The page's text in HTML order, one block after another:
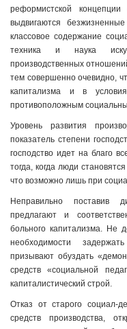
реформистской
выдвигаются
классовое содержание
техника и наука
производственных
тем совершенно очевидно,
капитализма и в
противоположным
Уровень развития
показатель степени
господство идет на благо
тогда, когда люди
что возможно лишь при
Неправильно поставив
предлагают и
больного капитализма. Не
необходимости
призывают обуздать
средств «социальной
капиталистический строй.
Отказ от старого социал-
средств производства,